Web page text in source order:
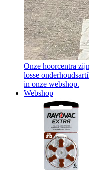
Onze hoorcentra
losse
in onze webshop.
Webshop